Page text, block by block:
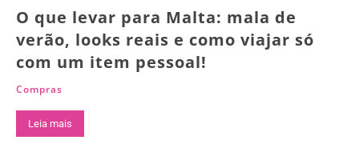
O que levar para Malta: mala de
verão, looks reais e como viajar só
com um item pessoal!
Compras
Leia mais